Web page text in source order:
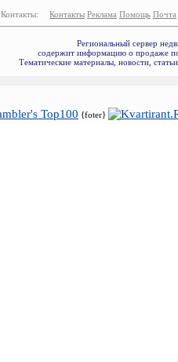
Контакты: Контакты Реклама Помощь Почта
Региональный сервер
содержит информацию о продаже
Тематические материалы, новости,
{foter}